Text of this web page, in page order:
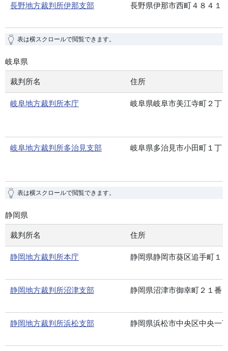
長野地方裁判所伊那支部 長野県伊那市西町４８４１
表は横スクロールで閲覧できます。
岐阜県
裁判所名 住所
岐阜地方裁判所本庁 岐阜県岐阜市美江寺町２丁
岐阜地方裁判所多治見支部 岐阜県多治見市小田町１丁
表は横スクロールで閲覧できます。
静岡県
裁判所名 住所
静岡地方裁判所本庁 静岡県静岡市葵区追手町１
静岡地方裁判所沼津支部 静岡県沼津市御幸町２１番
静岡地方裁判所浜松支部 静岡県浜松市中央区中央一